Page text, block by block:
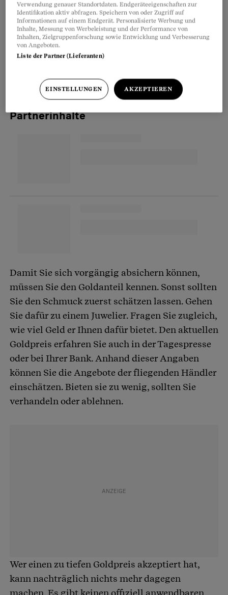
Altgoldkäufer zahlen jedoch nur für den puren
Goldanteil, weil die Ware in der Regel nicht
weiterverkauft, sondern eingeschmolzen wird.
So sollten Sie zum Beispiel bei einer 18-
15 Gramm reinen Edelmetalls erhalten.
Partnerinhalte
Damit Sie sich vorgängig absichern können,
müssen Sie den Goldanteil kennen. Sonst sollten
Sie den Schmuck zuerst schätzen lassen. Gehen
Sie dafür zu einem Juwelier. Fragen Sie zugleich,
wie viel Geld er Ihnen dafür bietet. Den aktuellen
Goldpreis erfahren Sie auch in der Tagespresse
oder bei Ihrer Bank. Anhand dieser Angaben
können Sie die Angebote der fliegenden Händler
einschätzen. Bieten sie zu wenig, sollten Sie
verhandeln oder ablehnen.
Wer einen zu tiefen Goldpreis akzeptiert hat,
kann nachträglich nichts mehr dagegen
machen. Es gibt keinen offiziell anwendbaren
Verwendung genauer Standortdaten. Endgeräteeigenschaften zur
Identifikation aktiv abfragen. Speichern von oder Zugriff auf
Informationen auf einem Endgerät. Personalisierte Werbung und
Inhalte, Messung von Werbeleistung und der Performance von
Inhalten, Zielgruppenforschung sowie Entwicklung und Verbesserung
von Angeboten.
Liste der Partner (Lieferanten)
EINSTELLUNGEN AKZEPTIEREN